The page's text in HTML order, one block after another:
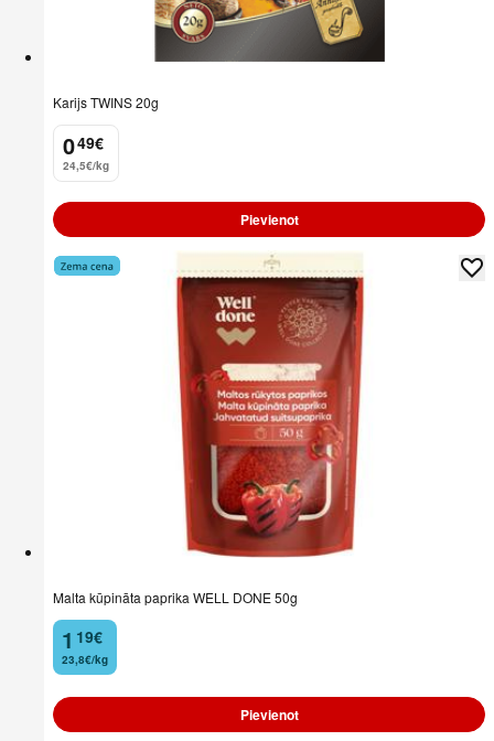
Karijs TWINS 20g
0
. 49€
24,5€/kg
Pievienot
Malta kūpināta paprika WELL DONE 50g
1
. 19€
23,8€/kg
Pievienot